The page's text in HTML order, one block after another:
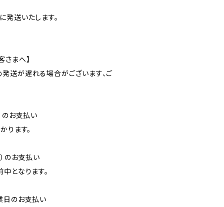
発送いたします。
まへ】
送が遅れる場合がございます、ご
お支払い
ります。
のお支払い
となります。
日のお支払い